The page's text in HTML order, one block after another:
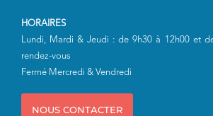
HORAIRES
Lundi, Mardi & Jeudi : de 9h30 à 12h00 et
rendez-vous
Fermé Mercredi & Vendredi
NOUS CONTACTER